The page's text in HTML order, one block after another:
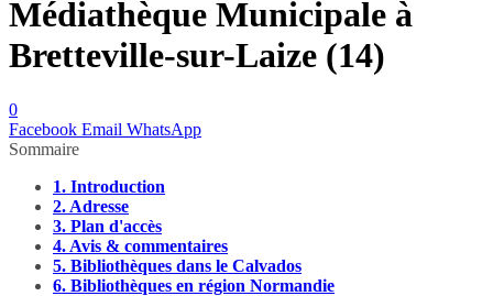
Médiathèque Municipale à
Bretteville-sur-Laize (14)
0
Facebook Email WhatsApp
Sommaire
1. Introduction
2. Adresse
3. Plan d'accès
4. Avis & commentaires
5. Bibliothèques dans le Calvados
6. Bibliothèques en région Normandie